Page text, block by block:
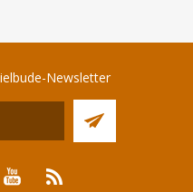
Newsletter